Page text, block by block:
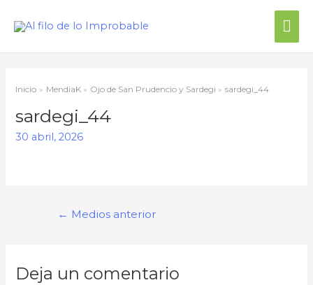
Inicio MendiaK Ojo de San Prudencio y Sardegi sardegi_44
sardegi_44
30 abril, 2026
← Medios anterior
Deja un comentario